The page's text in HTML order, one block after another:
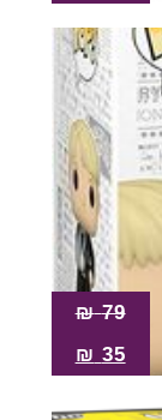
79
₪
35
₪